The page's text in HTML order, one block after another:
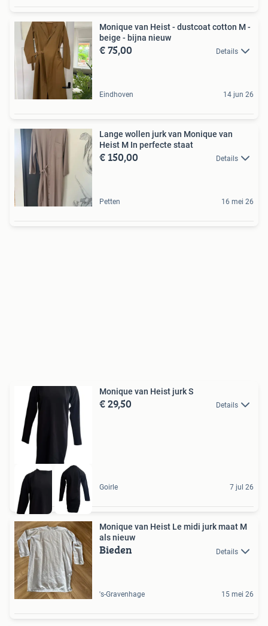
Monique van Heist - dustcoat cotton M -
beige - bijna nieuw
€ 75,00 Details
Eindhoven 14 jun 26
Lange wollen jurk van Monique van
Heist M In perfecte staat
€ 150,00 Details
Petten 16 mei 26
Monique van Heist jurk S
€ 29,50 Details
Goirle 7 jul 26
Monique van Heist Le midi jurk maat M
als nieuw
Bieden Details
's-Gravenhage 15 mei 26